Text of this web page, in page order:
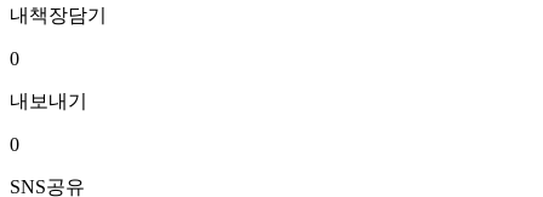
내책장담기
0
내보내기
0
SNS공유